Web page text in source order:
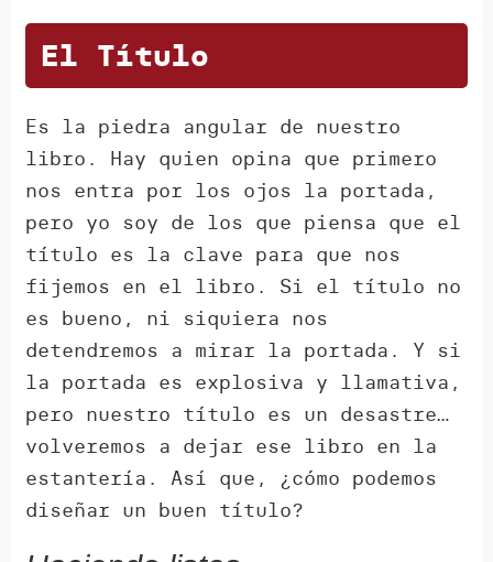
El Título
Es la piedra angular de nuestro
libro. Hay quien opina que primero
nos entra por los ojos la portada,
pero yo soy de los que piensa que el
título es la clave para que nos
fijemos en el libro. Si el título no
es bueno, ni siquiera nos
detendremos a mirar la portada. Y si
la portada es explosiva y llamativa,
pero nuestro título es un desastre…
volveremos a dejar ese libro en la
estantería. Así que, ¿cómo podemos
diseñar un buen título?